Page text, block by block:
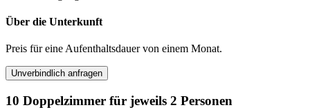
Über die Unterkunft
Preis für eine Aufenthaltsdauer von einem Monat.
Unverbindlich anfragen
10 Doppelzimmer für jeweils 2 Personen